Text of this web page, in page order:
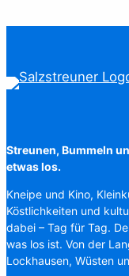
Streunen, Bummeln
etwas los.
Kneipe und Kino,
Köstlichkeiten und
dabei – Tag für Tag.
was los ist. Von der
Lockhausen, Wüsten